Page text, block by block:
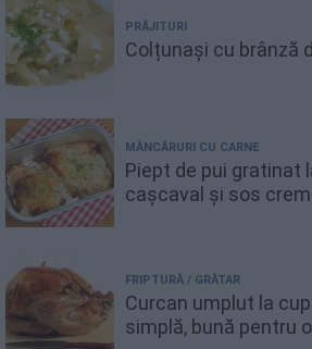
PRĂJITURI
Colțunași cu brânză
MÂNCĂRURI CU CARNE
Piept de pui gratinat
cașcaval și sos
FRIPTURĂ / GRĂTAR
Curcan umplut la
simplă, bună pentru